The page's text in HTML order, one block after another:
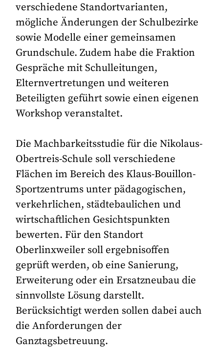
verschiedene Standortvarianten,
mögliche Änderungen der Schulbezirke
sowie Modelle einer gemeinsamen
Grundschule. Zudem habe die Fraktion
Gespräche mit Schulleitungen,
Elternvertretungen und weiteren
Beteiligten geführt sowie einen eigenen
Workshop veranstaltet.
Die Machbarkeitsstudie für die Nikolaus-
Obertreis-Schule soll verschiedene
Flächen im Bereich des Klaus-Bouillon-
Sportzentrums unter pädagogischen,
verkehrlichen, städtebaulichen und
wirtschaftlichen Gesichtspunkten
bewerten. Für den Standort
Oberlinxweiler soll ergebnisoffen
geprüft werden, ob eine Sanierung,
Erweiterung oder ein Ersatzneubau die
sinnvollste Lösung darstellt.
Berücksichtigt werden sollen dabei auch
die Anforderungen der
Ganztagsbetreuung.